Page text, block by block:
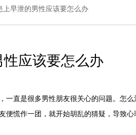
上早泄的男性应该要怎么办
应该要怎么办
直是很多男性朋友很关心的问题。怎么
便慌作一团，就开始胡乱的猜疑，导致心